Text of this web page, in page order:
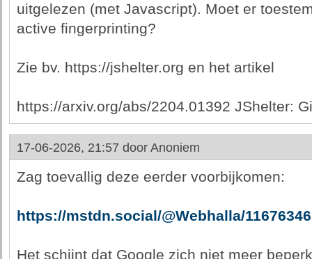
uitgelezen (met Javascript). Moet er
active fingerprinting?
Zie bv. https://jshelter.org en het artikel
https://arxiv.org/abs/2204.01392 JShelter:
17-06-2026, 21:57 door Anoniem
Zag toevallig deze eerder voorbijkomen:
https://mstdn.social/@Webhalla/
Het schijnt dat Google zich niet meer